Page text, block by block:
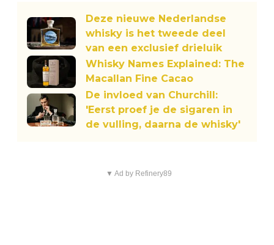
Deze nieuwe Nederlandse
whisky is het tweede deel
van een exclusief drieluik
Whisky Names Explained: The
Macallan Fine Cacao
De invloed van Churchill:
'Eerst proef je de sigaren in
de vulling, daarna de whisky'
▼ Ad by Refinery89